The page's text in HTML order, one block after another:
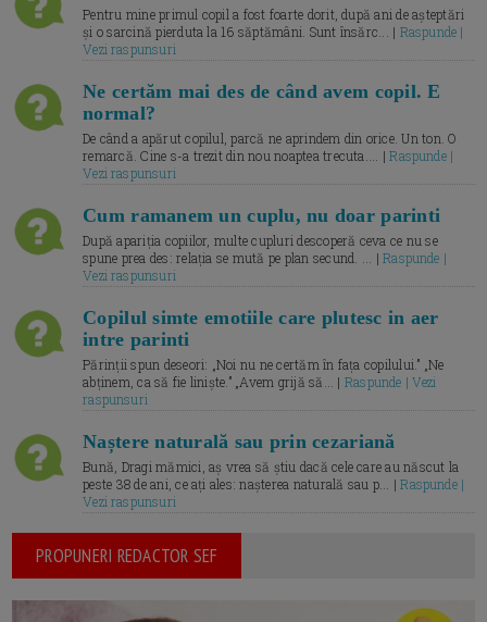
Pentru mine primul copil a fost foarte dorit, după ani de așteptări
și o sarcină pierduta la 16 săptămâni. Sunt însărc... | Raspunde |
Vezi raspunsuri
Ne certăm mai des de când avem copil. E
normal?
De când a apărut copilul, parcă ne aprindem din orice. Un ton. O
remarcă. Cine s-a trezit din nou noaptea trecuta.... |Raspunde |
Vezi raspunsuri
Cum ramanem un cuplu, nu doar parinti
După apariția copiilor, multe cupluri descoperă ceva ce nu se
spune prea des: relația se mută pe plan secund. ... |Raspunde |
Vezi raspunsuri
Copilul simte emotiile care plutesc in aer
intre parinti
Părinții spun deseori: „Noi nu ne certăm în fața copilului.” „Ne
abținem, ca să fie liniște.” „Avem grijă să... | Raspunde | Vezi
raspunsuri
Naștere naturală sau prin cezariană
Bună, Dragi mămici, aș vrea să știu dacă cele care au născut la
peste 38 de ani, ce ați ales: nașterea naturală sau p... |Raspunde |
Vezi raspunsuri
PROPUNERI REDACTOR SEF